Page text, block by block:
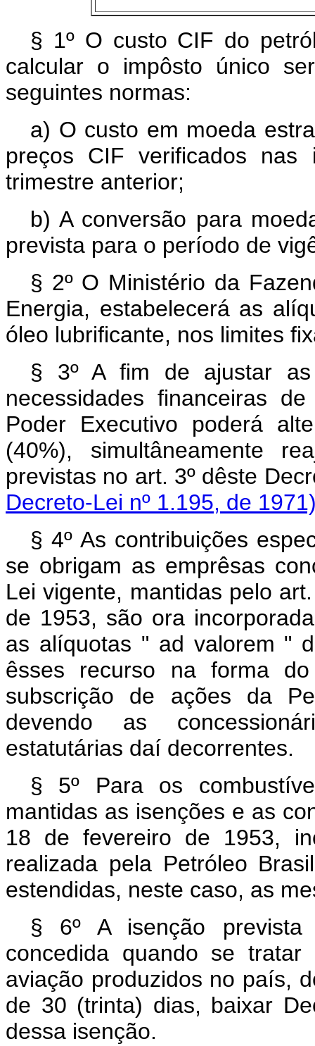
§ 1º O custo CIF do
calcular o impôsto único
seguintes normas:
a) O custo em moeda
preços CIF verificados nas
trimestre anterior;
b) A conversão para
prevista para o período de
§ 2º O Ministério da
Energia, estabelecerá as
óleo lubrificante, nos limites
§ 3º A fim de ajustar
necessidades financeiras
Poder Executivo poderá
(40%), simultâneamente
previstas no art. 3º
Decreto-Lei nº 1.195, de
§ 4º As contribuições
se obrigam as emprêsas
Lei vigente, mantidas pelo
de 1953, são ora
as alíquotas " ad valorem "
êsses recurso na forma
subscrição de ações da
devendo as
estatutárias daí decorrentes.
§ 5º Para os
mantidas as isenções e as
18 de fevereiro de 1953,
realizada pela Petróleo
estendidas, neste caso, as
§ 6º A isenção
concedida quando se
aviação produzidos no país,
de 30 (trinta) dias, baixar
dessa isenção.